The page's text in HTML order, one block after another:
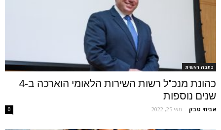
כתבה ראשית
כהונת מנכ"ל רשות השירות הלאומי הוארכה ב-4
שנים נוספות
אביחי טבק - מאי 25, 2022 0